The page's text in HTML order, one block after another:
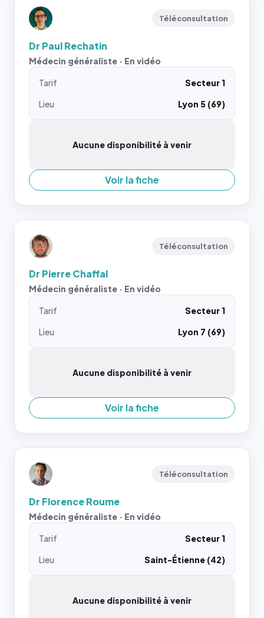
Téléconsultation
Dr Paul Rechatin
Médecin généraliste · En vidéo
Tarif
Secteur 1
Lieu
Lyon 5 (69)
Aucune disponibilité à venir
Voir la fiche
Téléconsultation
Dr Pierre Chaffal
Médecin généraliste · En vidéo
Tarif
Secteur 1
Lieu
Lyon 7 (69)
Aucune disponibilité à venir
Voir la fiche
Téléconsultation
Dr Florence Roume
Médecin généraliste · En vidéo
Tarif
Secteur 1
Lieu
Saint-Étienne (42)
Aucune disponibilité à venir